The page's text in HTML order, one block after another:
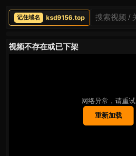
ksd9156.top
视频不存在或已下架
网络异常，请重试
重新加载